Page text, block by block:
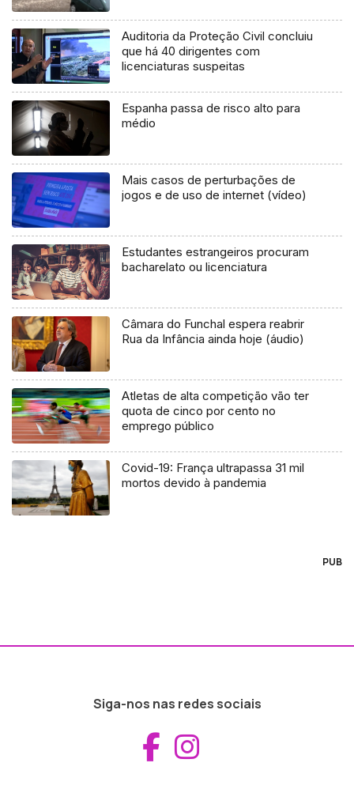
Auditoria da Proteção Civil concluiu
que há 40 dirigentes com
licenciaturas suspeitas
Espanha passa de risco alto para
médio
Mais casos de perturbações de
jogos e de uso de internet (vídeo)
Estudantes estrangeiros procuram
bacharelato ou licenciatura
Câmara do Funchal espera reabrir
Rua da Infância ainda hoje (áudio)
Atletas de alta competição vão ter
quota de cinco por cento no
emprego público
Covid-19: França ultrapassa 31 mil
mortos devido à pandemia
PUB
Siga-nos nas redes sociais
Aceder ao